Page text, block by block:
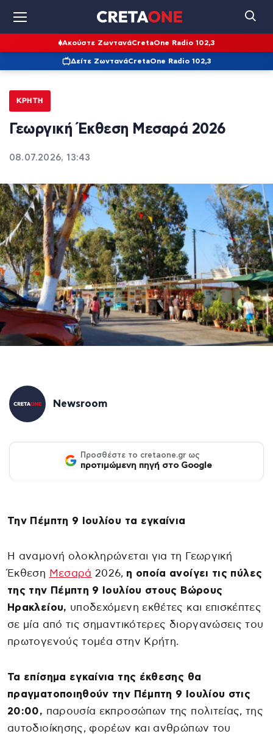
Ακούστε ΖωντανάCretaOne Radio 102,3
Δείτε ΖωντανάCretaOne Radio 102,3
ΚΡΉΤΗ
Γεωργική Έκθεση Μεσαρά 2026
08.07.2026, 13:43
Newsroom
Προσθέστε το cretaone.gr ως
προτιμώμενη πηγή στο Google
Την Πέμπτη 9 Ιουλίου τα εγκαίνια
Η αναμονή ολοκληρώνεται για τη Γεωργική
Έκθεση Μεσαρά 2026, η οποία ανοίγει τις πύλες
της την Πέμπτη 9 Ιουλίου στους Βώρους
Ηρακλείου, υποδεχόμενη εκθέτες και επισκέπτες
σε μία από τις σημαντικότερες διοργανώσεις του
πρωτογενούς τομέα στην Κρήτη.
Τα επίσημα εγκαίνια της έκθεσης θα
πραγματοποιηθούν την Πέμπτη 9 Ιουλίου στις
20:00, παρουσία εκπροσώπων της πολιτείας, της
αυτοδιοίκησης, φορέων και ανθρώπων του